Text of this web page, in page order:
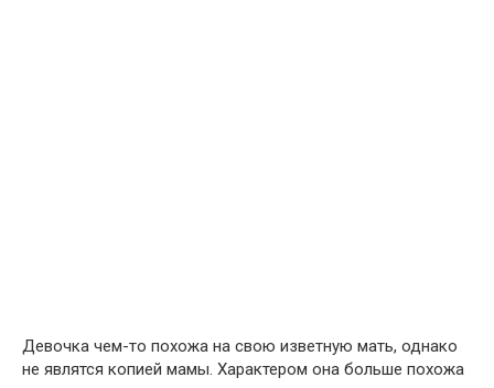
Девочка чем-то похожа на свою изветную мать, однако
не являтся копией мамы. Характером она больше похожа